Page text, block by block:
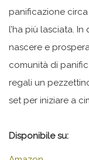
panificazione
l’ha più lasciata.
nascere e
comunità di
regali un
set per iniziare a
Disponibile su: